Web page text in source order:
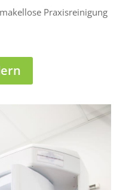
Praxisreinigung